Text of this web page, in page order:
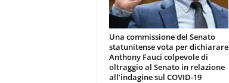
Una commissione del Senato
statunitense vota per dichiarare
Anthony Fauci colpevole di
oltraggio al Senato in relazione
all’indagine sul COVID-19